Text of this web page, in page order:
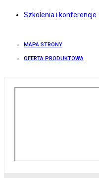
Szkolenia i konferencje
MAPA STRONY
OFERTA PRODUKTOWA